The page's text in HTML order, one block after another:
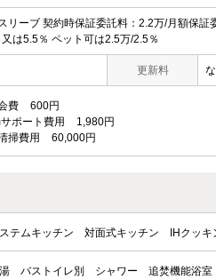
リーブ 契約時保証委託料：2.2万/月額保証
は5.5％ ペット可は2.5万/2.5％
更新料
費
600円
ポート費用
1,980円
掃費用
60,000円
テムキッチン 対面式キッチン IHクッ
バストイレ別 シャワー 追焚機能浴室